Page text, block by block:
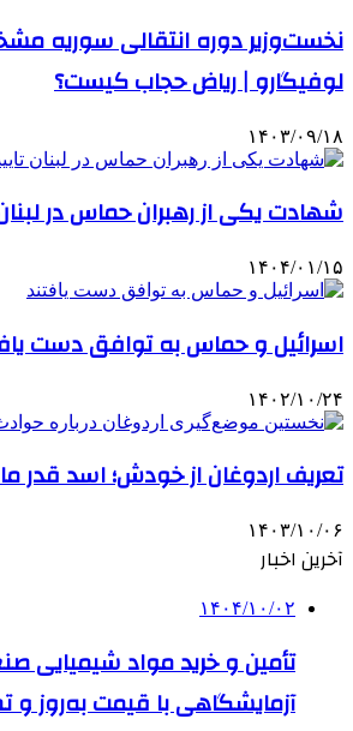
نخست‌وزیر دوره انتقالی سوریه
لوفیگارو | ریاض حجاب کیست؟
۱۴۰۳/۰۹/۱۸
شهادت یکی از رهبران حماس در
۱۴۰۴/۰۱/۱۵
اسرائیل و حماس به توافق دست
۱۴۰۲/۱۰/۲۴
تعریف اردوغان از خودش؛ اسد قدر
۱۴۰۳/۱۰/۰۶
آخرین اخبار
۱۴۰۴/۱۰/۰۲
تأمین و خرید مواد شیمیایی
آزمایشگاهی با قیمت به‌روز و